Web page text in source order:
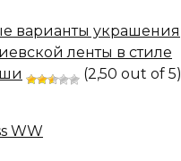
варианты украшения
ленты в стиле
(2,50 out of 5)